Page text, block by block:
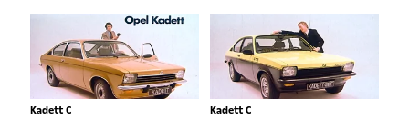
Kadett C Kadett C